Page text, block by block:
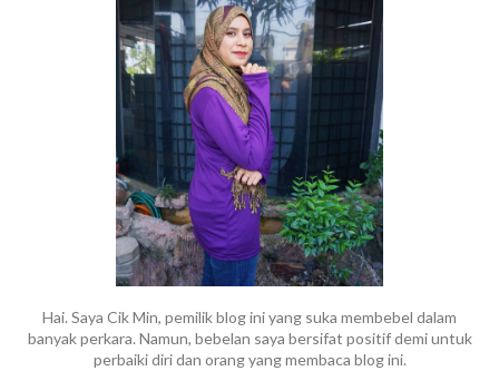
Hai. Saya Cik Min, pemilik blog ini yang suka membebel dalam
banyak perkara. Namun, bebelan saya bersifat positif demi untuk
perbaiki diri dan orang yang membaca blog ini.